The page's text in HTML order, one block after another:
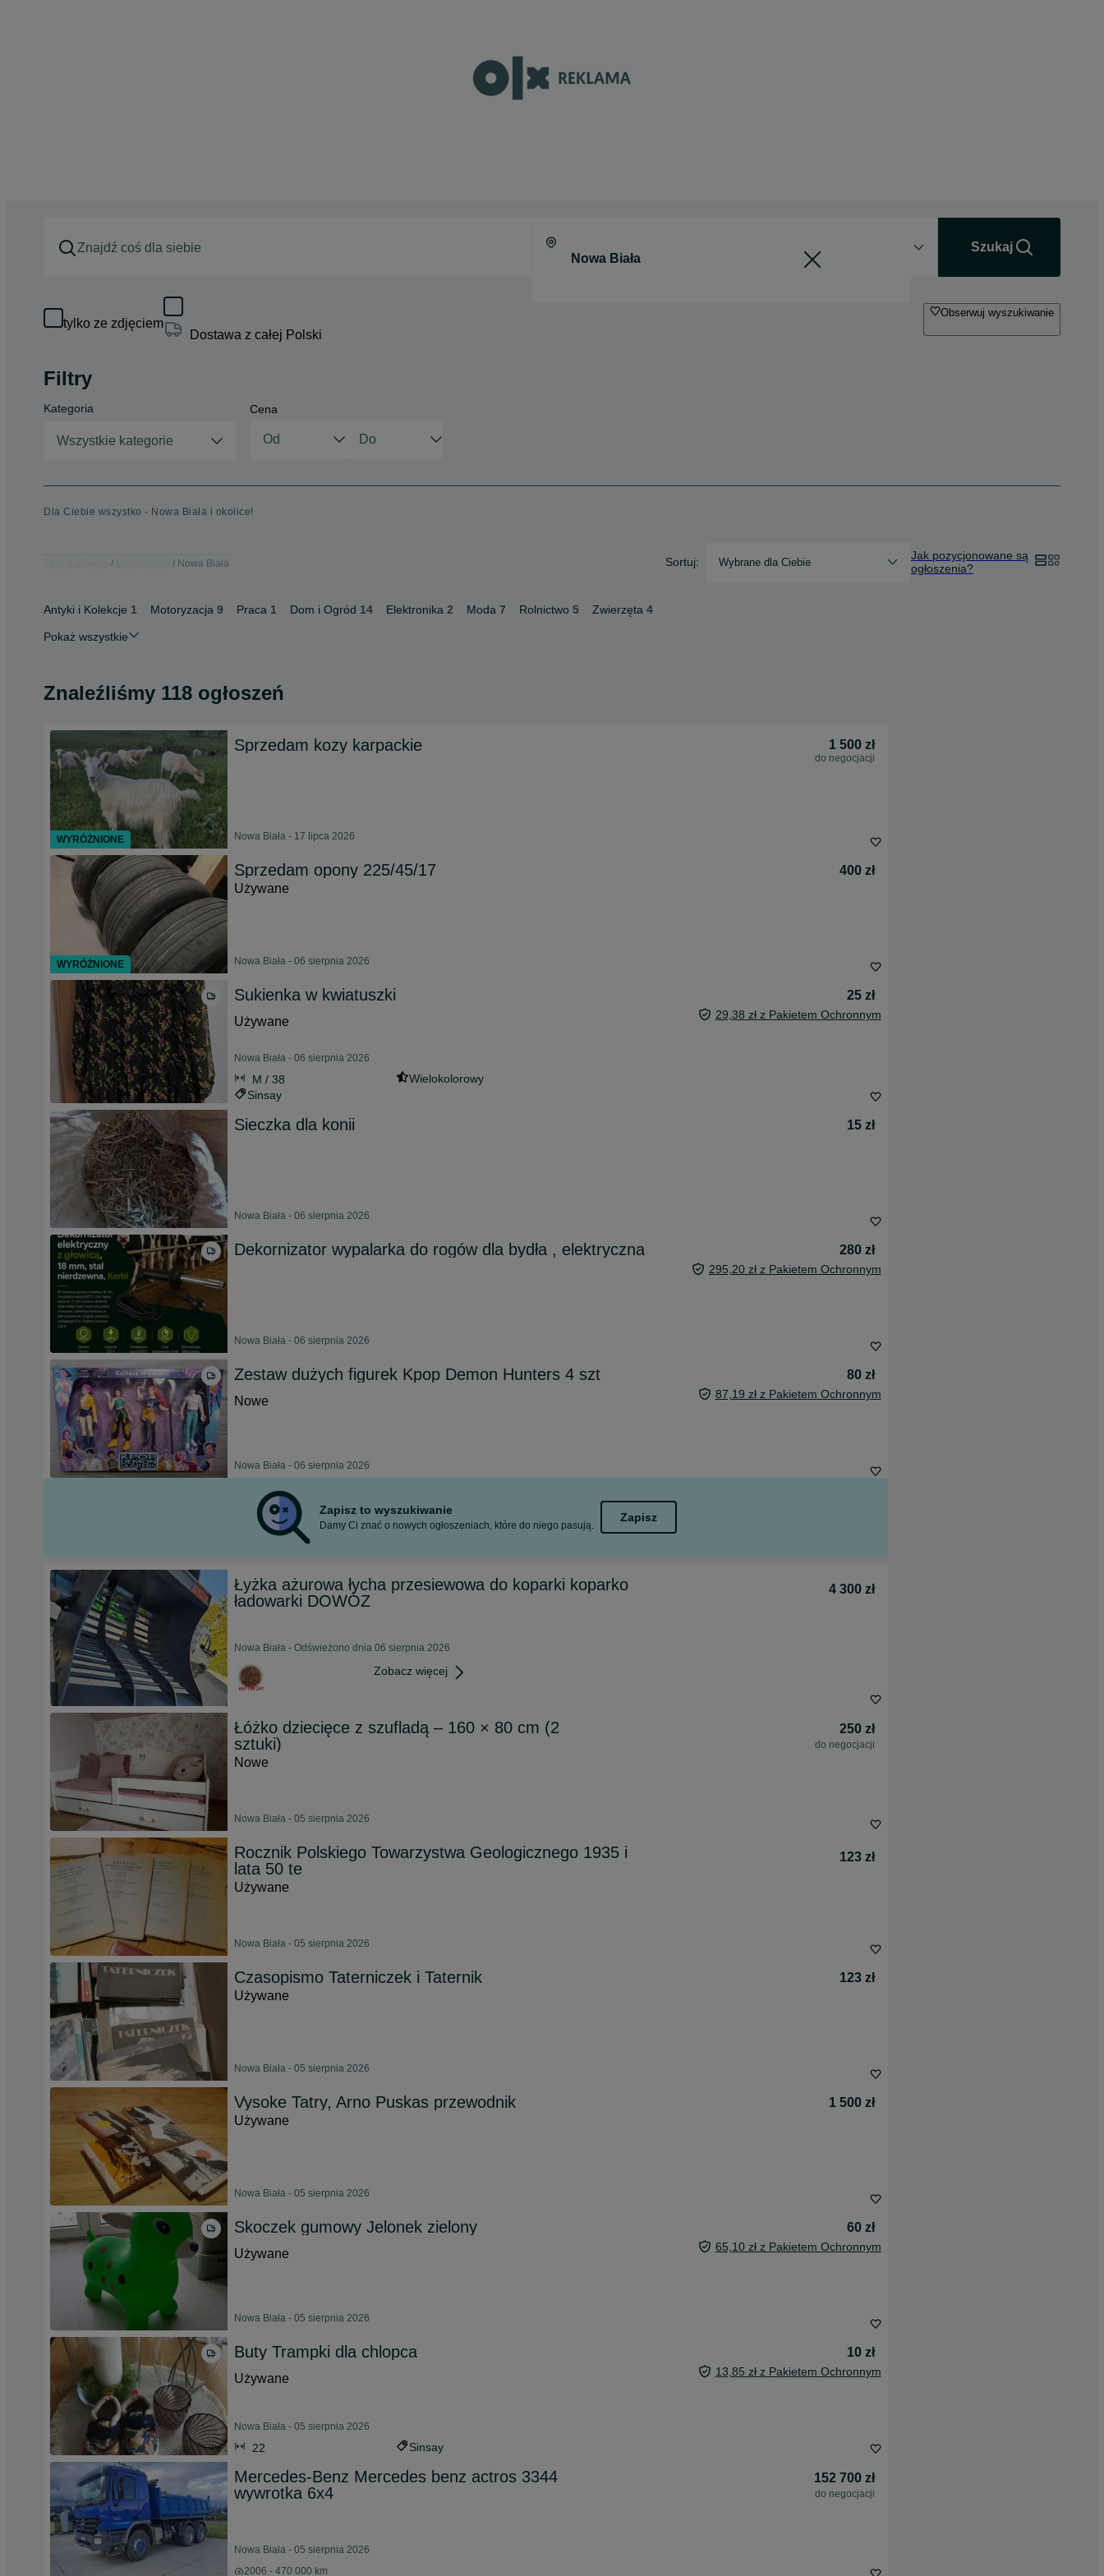
Szukaj
tylko ze zdjęciem
Dostawa z całej Polski
Obserwuj wyszukiwanie
Filtry
Kategoria
Wszystkie kategorie
Cena
Dla Ciebie wszystko - Nowa Biała i okolice!
Nowa Biała Sortuj: Wybrane dla Ciebie
Jak pozycjonowane są
ogłoszenia?
Antyki i Kolekcje 1 Motoryzacja 9 Praca 1 Dom i Ogród 14 Elektronika 2 Moda 7 Rolnictwo 5 Zwierzęta 4
Pokaż wszystkie
Znaleźliśmy 118 ogłoszeń
Sprzedam kozy karpackie 1 500 zł
do negocjacji
Nowa Biała - 17 lipca 2026
Sprzedam opony 225/45/17
400 zł
Używane
Nowa Biała - 06 sierpnia 2026
Sukienka w kwiatuszki
25 zł
Używane
29,38 zł z Pakietem Ochronnym
Nowa Biała - 06 sierpnia 2026
M / 38
Wielokolorowy
Sinsay
Sieczka dla konii 15 zł
Nowa Biała - 06 sierpnia 2026
Dekornizator wypalarka do rogów dla bydła , elektryczna 280 zł
295,20 zł z Pakietem Ochronnym
Nowa Biała - 06 sierpnia 2026
Zestaw dużych figurek Kpop Demon Hunters 4 szt
80 zł
Nowe
87,19 zł z Pakietem Ochronnym
Nowa Biała - 06 sierpnia 2026
Zapisz to wyszukiwanie
Damy Ci znać o nowych ogłoszeniach, które do niego pasują.
Zapisz
Łyżka ażurowa łycha przesiewowa do koparki koparko
ładowarki DOWÓZ
4 300 zł
Nowa Biała - Odświeżono dnia 06 sierpnia 2026
Zobacz więcej
Łóżko dziecięce z szufladą – 160 × 80 cm (2
sztuki)
250 zł
do negocjacji
Nowe
Nowa Biała - 05 sierpnia 2026
Rocznik Polskiego Towarzystwa Geologicznego 1935 i
lata 50 te
123 zł
Używane
Nowa Biała - 05 sierpnia 2026
Czasopismo Taterniczek i Taternik
123 zł
Używane
Nowa Biała - 05 sierpnia 2026
Vysoke Tatry, Arno Puskas przewodnik
1 500 zł
Używane
Nowa Biała - 05 sierpnia 2026
Skoczek gumowy Jelonek zielony
60 zł
Używane
65,10 zł z Pakietem Ochronnym
Nowa Biała - 05 sierpnia 2026
Buty Trampki dla chlopca
10 zł
Używane
13,85 zł z Pakietem Ochronnym
Nowa Biała - 05 sierpnia 2026
22 Sinsay
Mercedes-Benz Mercedes benz actros 3344
wywrotka 6x4
152 700 zł
do negocjacji
Nowa Biała - 05 sierpnia 2026
2006 - 470 000 km
WYRÓŻNIONE
WYRÓŻNIONE